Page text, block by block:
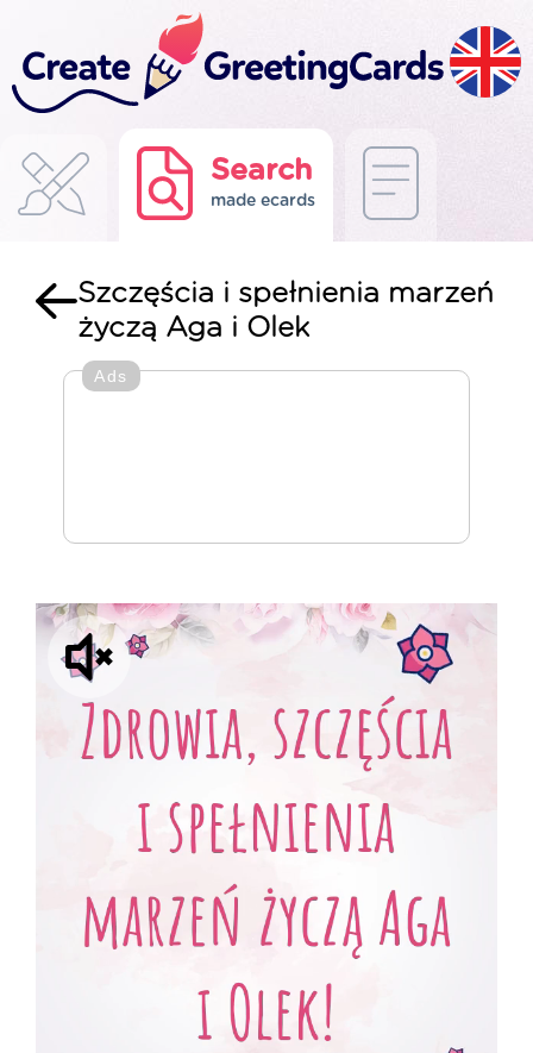
Search
made ecards
Szczęścia i spełnienia marzeń
życzą Aga i Olek
Ads